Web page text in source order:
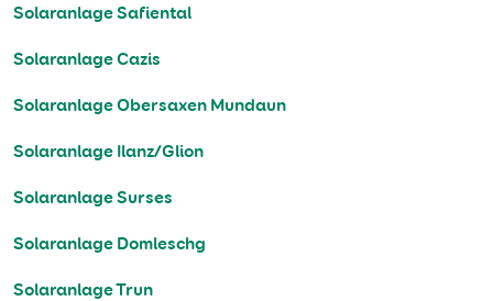
Solaranlage Safiental
Solaranlage Cazis
Solaranlage Obersaxen Mundaun
Solaranlage Ilanz/Glion
Solaranlage Surses
Solaranlage Domleschg
Solaranlage Trun